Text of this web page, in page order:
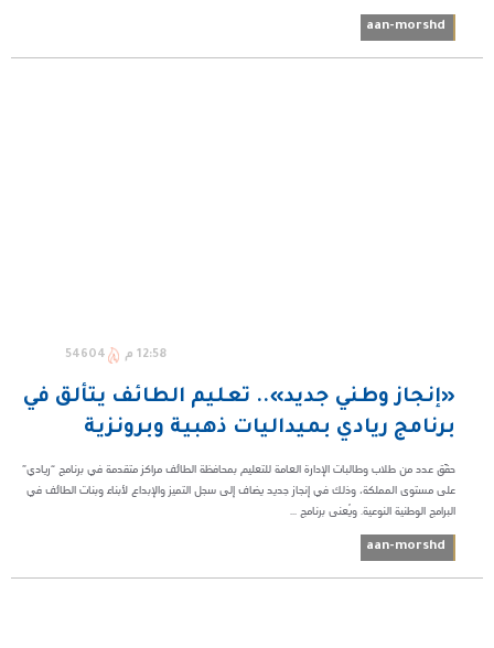
aan-morshd
12:58 م 54604
«إنجاز وطني جديد».. تعليم الطائف يتألق في
برنامج ريادي بميداليات ذهبية وبرونزية
حقّق عدد من طلاب وطالبات الإدارة العامة للتعليم بمحافظة الطائف مراكز متقدمة في برنامج “ريادي”
على مستوى المملكة، وذلك في إنجاز جديد يضاف إلى سجل التميز والإبداع لأبناء وبنات الطائف في
البرامج الوطنية النوعية. ويُعنى برنامج ...
aan-morshd